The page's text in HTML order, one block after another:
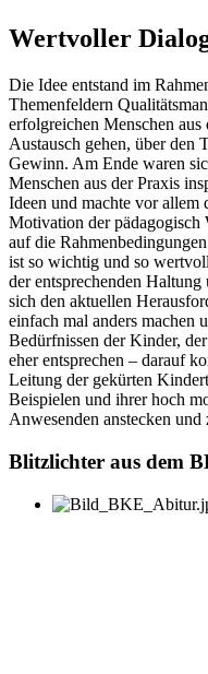
Wertvoller
Die Idee entstand im
Themenfeldern
erfolgreichen Menschen
Austausch gehen, über den
Gewinn. Am Ende waren
Menschen aus der Praxis
Ideen und machte vor allem
Motivation der pädagogisch
auf die
ist so wichtig und so
der entsprechenden
sich den aktuellen
einfach mal anders machen
Bedürfnissen der Kinder,
eher entsprechen – darauf
Leitung der gekürten
Beispielen und ihrer hoch
Anwesenden anstecken
Blitzlichter aus dem